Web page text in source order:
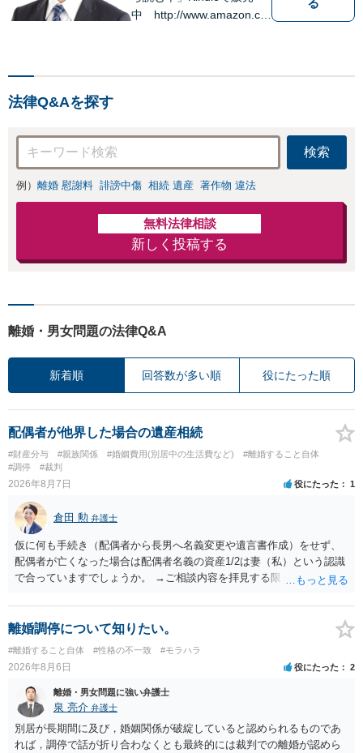
中 http://www.amazon.co.
法律Q&Aを探す
検索
例） 離婚 慰謝料 誹謗中傷 相続 遺産 著作物 違法
無料法律相談
新しく投稿する
離婚・男女問題の法律Q&A
新着順 回答数が多い順 役にたった順
配偶者が他界した場合の遺産相続
#財産分与 #親族関係 #婚姻費用(別居中の生活費など)
#離婚すること自体
#調停
#裁判
2026年8月7日 役にたった 1
倉田 勲 弁護士
仮に何も手続き（配偶者から長男へ名義変更や遺言書作成）をせず、
配偶者が亡くなった場合は配偶者名義の資産1/2は妻（私）という認識
で合っていますでしょうか。 →ご相談内容を拝見する限りでは、その
完全に所有する場合は、他の相続人に対して自宅の評価額の１/２の代
償金の支払いが必要になります。
離婚調停について知りたい。
#離婚すること自体 #性格の不一致 #モラハラ
2026年8月6日 役にたった 2
離婚・男女問題に強い弁護士
泉 亮介 弁護士
別居が長期間に及び，婚姻関係が破綻していると認められるものであ
れば，調停で話が折り合わなくとも最終的には裁判での離婚が認めら